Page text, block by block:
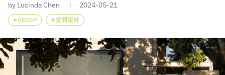
by Lucinda Chen 2024-05-21
AESOP 空間設計